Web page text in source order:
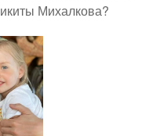
Михалкова?